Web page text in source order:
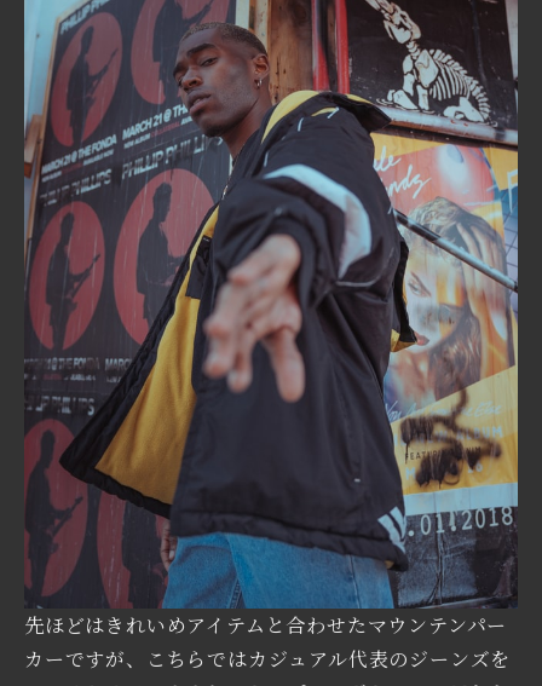
先ほどはきれいめアイテムと合わせたマウンテンパー
カーですが、こちらではカジュアル代表のジーンズを